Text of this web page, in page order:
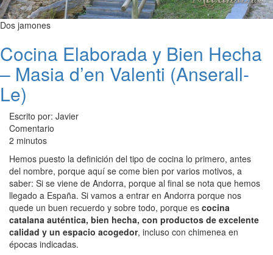
Dos jamones
Cocina Elaborada y Bien Hecha
– Masia d’en Valenti (Anserall-
Le)
Escrito por: Javier
Comentario
2 minutos
Hemos puesto la definición del tipo de cocina lo primero, antes
del nombre, porque aquí se come bien por varios motivos, a
saber: Si se viene de Andorra, porque al final se nota que hemos
llegado a España. Si vamos a entrar en Andorra porque nos
quede un buen recuerdo y sobre todo, porque es cocina
catalana auténtica, bien hecha, con productos de excelente
calidad y un espacio acogedor, incluso con chimenea en
épocas indicadas.